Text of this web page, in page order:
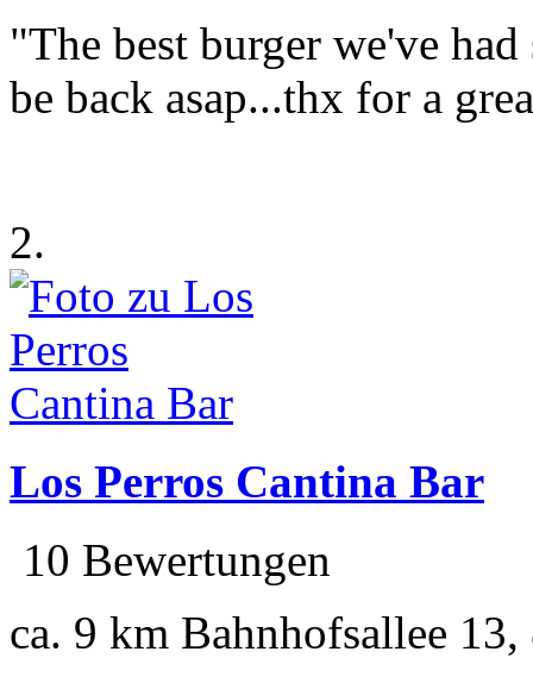
"The best burger we've
be back asap...thx for a
2.
Los Perros Cantina Bar
10 Bewertungen
ca. 9 km Bahnhofsallee